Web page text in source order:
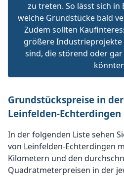
zu treten. So lässt sich
welche Grundstücke bald
Zudem sollten
größere Industrieprojekte
sind, die störend oder
Grundstückspreise in
Leinfelden-Echterdingen
In der folgenden Liste sehen
von Leinfelden-Echterdingen
Kilometern und den
Quadratmeterpreisen in der